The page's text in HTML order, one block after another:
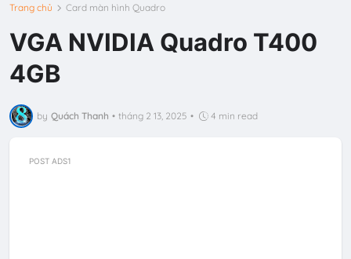
Trang chủ Card màn hình Quadro
VGA NVIDIA Quadro T400
4GB
by Quách Thanh • tháng 2 13, 2025 • 4 min read
POST ADS1